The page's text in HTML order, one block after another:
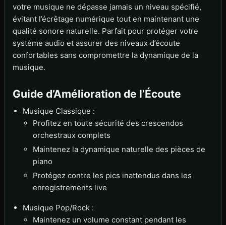
votre musique ne dépasse jamais un niveau spécifié,
évitant l’écrêtage numérique tout en maintenant une
qualité sonore naturelle. Parfait pour protéger votre
système audio et assurer des niveaux d’écoute
confortables sans compromettre la dynamique de la
musique.
Guide d’Amélioration de l’Écoute
Musique Classique :
Profitez en toute sécurité des crescendos
orchestraux complets
Maintenez la dynamique naturelle des pièces de
piano
Protégez contre les pics inattendus dans les
enregistrements live
Musique Pop/Rock :
Maintenez un volume constant pendant les